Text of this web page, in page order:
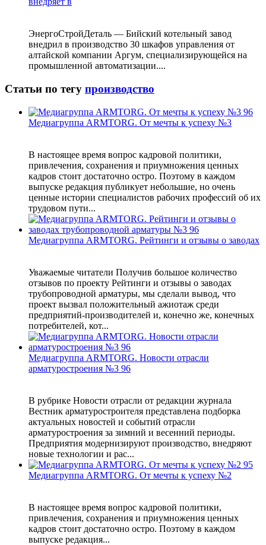
ЭнергоСтройДеталь — Бийский котельный завод
внедрил в производство 30 шкафов управления от
алтайской компании Аргум, специализирующейся на
промышленной автоматизации....
Статьи по тегу производство
Медиагруппа ARMTORG. От мечты к успеху №3
В настоящее время вопрос кадровой политики,
привлечения, сохранения и приумножения ценных
кадров стоит достаточно остро. Поэтому в каждом
выпуске редакция публикует небольшие, но очень
ценные истории специалистов рабочих профессий об их
трудовом пути...
Медиагруппа ARMTORG. Рейтинги и отзывы о заводах
Уважаемые читатели Получив большое количество
отзывов по проекту Рейтинги и отзывы о заводах
трубопроводной арматуры, мы сделали вывод, что
проект вызвал положительный ажиотаж среди
предприятий-производителей и, конечно же, конечных
потребителей, кот...
Медиагруппа ARMTORG. Новости отрасли
арматуростроения №3 96
В рубрике Новости отрасли от редакции журнала
Вестник арматуростроителя представлена подборка
актуальных новостей и событий отрасли
арматуростроения за зимний и весенний периоды.
Предприятия модернизируют производство, внедряют
новые технологии и рас...
Медиагруппа ARMTORG. От мечты к успеху №2
В настоящее время вопрос кадровой политики,
привлечения, сохранения и приумножения ценных
кадров стоит достаточно остро. Поэтому в каждом
выпуске редакция...